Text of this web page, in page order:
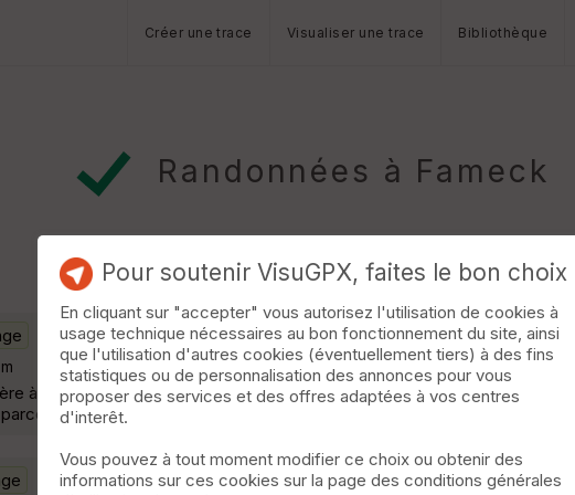
Créer une trace Visualiser une trace Bibliothèque
Randonnées à Fameck
à Hagondange, une ballade pour (re)découvrir les cités ouvrières et
d’accrobranche, la cure d’Amnéville-les-Thermes. »
Pour soutenir VisuGPX, faites le bon choix
En cliquant sur "accepter" vous autorisez l'utilisation de cookies à
usage technique nécessaires au bon fonctionnement du site, ainsi
que l'utilisation d'autres cookies (éventuellement tiers) à des fins
statistiques ou de personnalisation des annonces pour vous
proposer des services et des offres adaptées à vos centres
d'interêt.
Vous pouvez à tout moment modifier ce choix ou obtenir des
informations sur ces cookies sur la page des conditions générales